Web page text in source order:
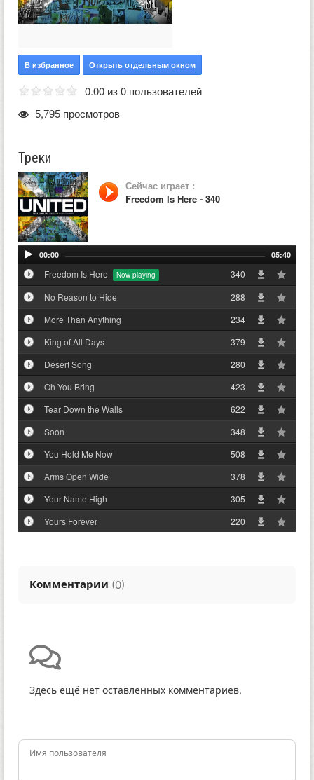
В избранное Открыть отдельным окном
0.00 из 0 пользователей
5,795 просмотров
Треки
Сейчас играет :
Freedom Is Here - 340
00:00 05:40
Freedom Is Here
340
No Reason to Hide
288
More Than Anything
234
King of All Days
379
Desert Song
280
Oh You Bring
423
Tear Down the Walls
622
Soon
348
You Hold Me Now
508
Arms Open Wide
378
Your Name High
305
Yours Forever
220
Комментарии (0)
Здесь ещё нет оставленных комментариев.
Имя пользователя